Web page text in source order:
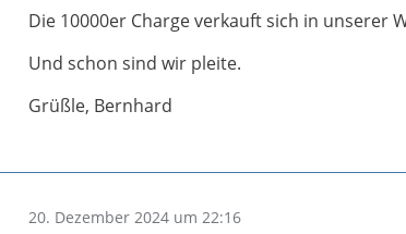
Die 10000er Charge verkauft sich in unserer
Und schon sind wir pleite.
Grüßle, Bernhard
20. Dezember 2024 um 22:16